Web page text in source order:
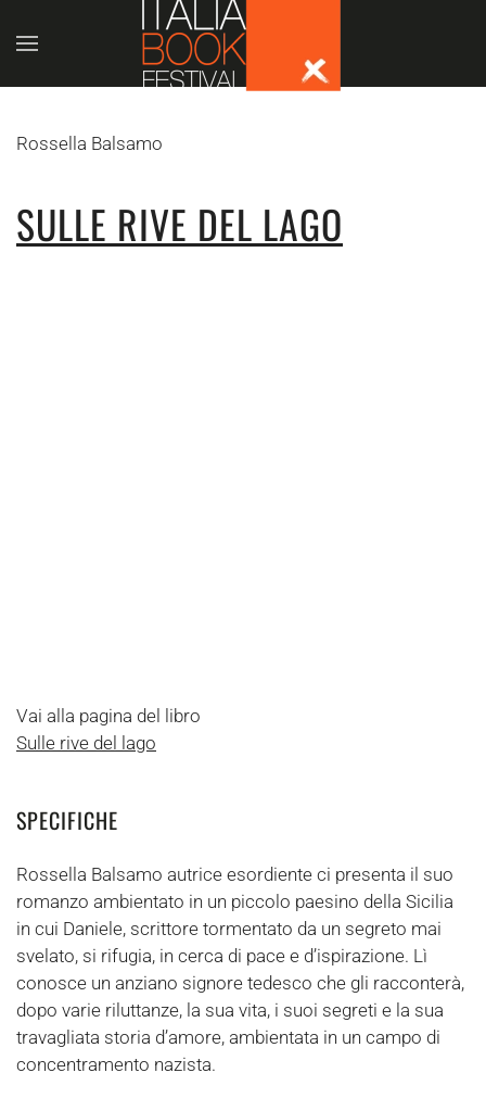
Skip to main content
Rossella Balsamo
SULLE RIVE DEL LAGO
Vai alla pagina del libro
Sulle rive del lago
SPECIFICHE
Rossella Balsamo autrice esordiente ci presenta il suo
romanzo ambientato in un piccolo paesino della Sicilia
in cui Daniele, scrittore tormentato da un segreto mai
svelato, si rifugia, in cerca di pace e d’ispirazione. Lì
conosce un anziano signore tedesco che gli racconterà,
dopo varie riluttanze, la sua vita, i suoi segreti e la sua
travagliata storia d’amore, ambientata in un campo di
concentramento nazista.